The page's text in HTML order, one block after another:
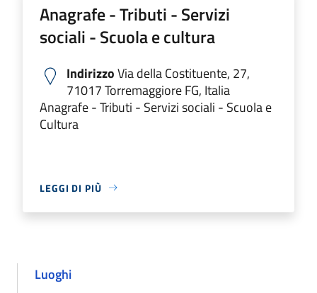
Anagrafe - Tributi - Servizi
sociali - Scuola e cultura
IndirizzoVia della Costituente, 27,
71017 Torremaggiore FG, Italia
Anagrafe - Tributi - Servizi sociali - Scuola e
Cultura
LEGGI DI PIÙ
Luoghi